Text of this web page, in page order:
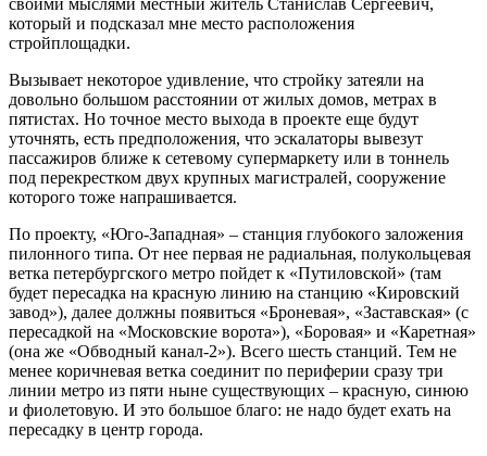
своими мыслями местный житель Станислав Сергеевич,
который и подсказал мне место расположения
стройплощадки.
Вызывает некоторое удивление, что стройку затеяли на
довольно большом расстоянии от жилых домов, метрах в
пятистах. Но точное место выхода в проекте еще будут
уточнять, есть предположения, что эскалаторы вывезут
пассажиров ближе к сетевому супермаркету или в тоннель
под перекрестком двух крупных магистралей, сооружение
которого тоже напрашивается.
По проекту, «Юго-Западная» – станция глубокого заложения
пилонного типа. От нее первая не радиальная, полукольцевая
ветка петербургского метро пойдет к «Путиловской» (там
будет пересадка на красную линию на станцию «Кировский
завод»), далее должны появиться «Броневая», «Заставская» (с
пересадкой на «Московские ворота»), «Боровая» и «Каретная»
(она же «Обводный канал-2»). Всего шесть станций. Тем не
менее коричневая ветка соединит по периферии сразу три
линии метро из пяти ныне существующих – красную, синюю
и фиолетовую. И это большое благо: не надо будет ехать на
пересадку в центр города.